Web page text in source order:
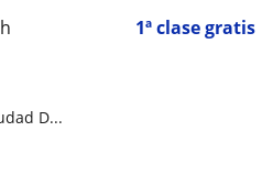
1ª clase gratis
D...